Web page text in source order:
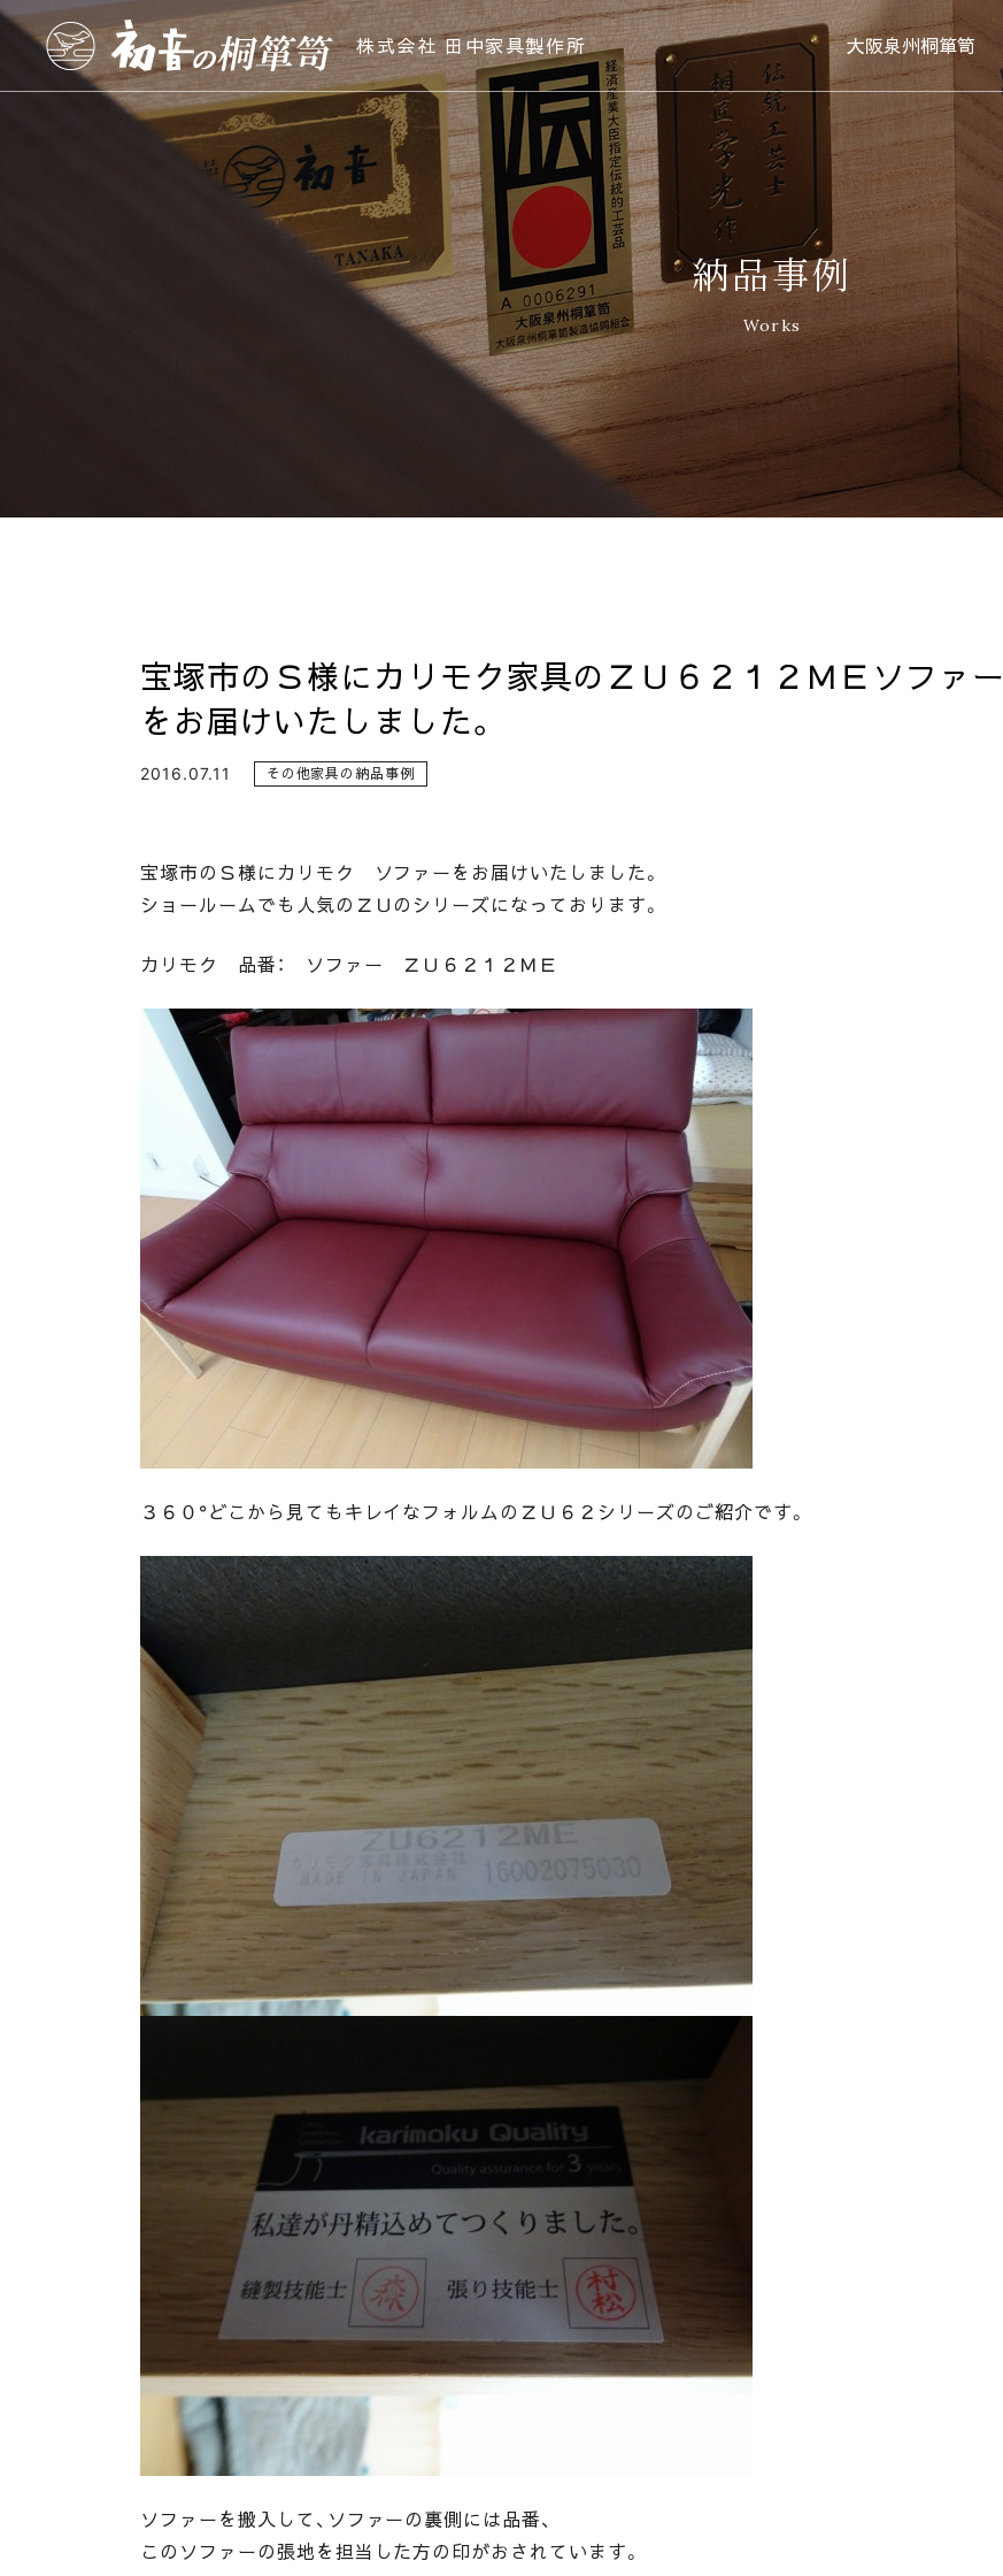
株式会社 田中家具製作所 大阪泉州桐箪笥
納品事例
Works
宝塚市のＳ様にカリモク家具のＺＵ６２１２ＭＥソファー
をお届けいたしました。
2016.07.11 その他家具の納品事例
宝塚市のＳ様にカリモク ソファーをお届けいたしました。
ショールームでも人気のＺＵのシリーズになっております。
カリモク 品番： ソファー ＺＵ６２１２ＭＥ
３６０°どこから見てもキレイなフォルムのＺＵ６２シリーズのご紹介です。
ソファーを搬入して、ソファーの裏側には品番、
このソファーの張地を担当した方の印がおされています。